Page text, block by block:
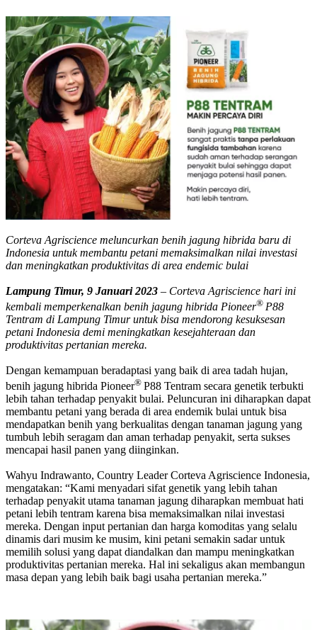
Corteva Agriscience meluncurkan benih jagung hibrida baru di
Indonesia untuk membantu petani memaksimalkan nilai investasi
dan meningkatkan produktivitas di area endemic bulai
Lampung Timur, 9 Januari 2023 – Corteva Agriscience hari ini
kembali memperkenalkan benih jagung hibrida Pioneer® P88
Tentram di Lampung Timur untuk bisa mendorong kesuksesan
petani Indonesia demi meningkatkan kesejahteraan dan
produktivitas pertanian mereka.
Dengan kemampuan beradaptasi yang baik di area tadah hujan,
benih jagung hibrida Pioneer® P88 Tentram secara genetik terbukti
lebih tahan terhadap penyakit bulai. Peluncuran ini diharapkan dapat
membantu petani yang berada di area endemik bulai untuk bisa
mendapatkan benih yang berkualitas dengan tanaman jagung yang
tumbuh lebih seragam dan aman terhadap penyakit, serta sukses
mencapai hasil panen yang diinginkan.
Wahyu Indrawanto, Country Leader Corteva Agriscience Indonesia,
mengatakan: “Kami menyadari sifat genetik yang lebih tahan
terhadap penyakit utama tanaman jagung diharapkan membuat hati
petani lebih tentram karena bisa memaksimalkan nilai investasi
mereka. Dengan input pertanian dan harga komoditas yang selalu
dinamis dari musim ke musim, kini petani semakin sadar untuk
memilih solusi yang dapat diandalkan dan mampu meningkatkan
produktivitas pertanian mereka. Hal ini sekaligus akan membangun
masa depan yang lebih baik bagi usaha pertanian mereka.”